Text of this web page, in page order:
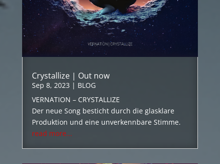
Crystallize | Out now
Sep 8, 2023 | BLOG
VERNATION – CRYSTALLIZE
Der neue Song besticht durch die glasklare
Produktion und eine unverkennbare Stimme.
read more...